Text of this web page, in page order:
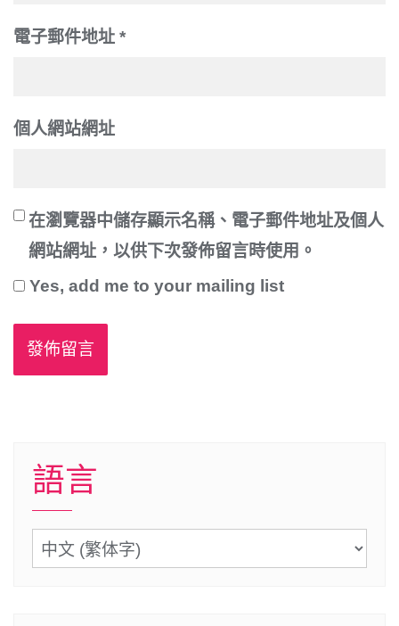
電子郵件地址 *
個人網站網址
在瀏覽器中儲存顯示名稱、電子郵件地址及個人
網站網址，以供下次發佈留言時使用。
Yes, add me to your mailing list
語言
語
言